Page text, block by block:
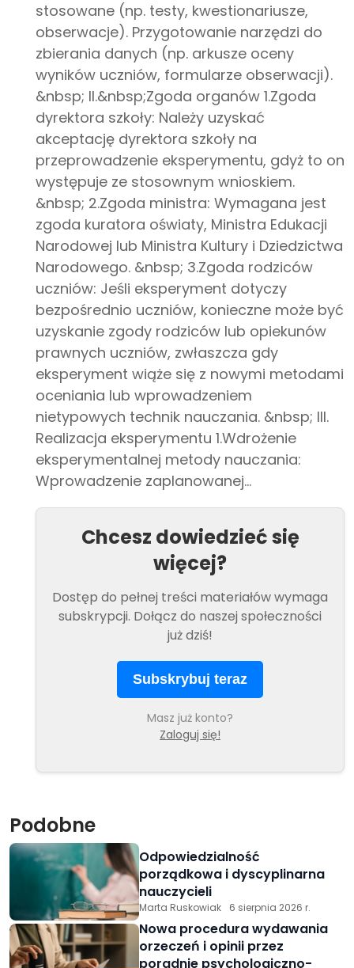
stosowane (np. testy, kwestionariusze,
obserwacje). Przygotowanie narzędzi do
zbierania danych (np. arkusze oceny
wyników uczniów, formularze obserwacji).
&nbsp; II.&nbsp;Zgoda organów 1.Zgoda
dyrektora szkoły: Należy uzyskać
akceptację dyrektora szkoły na
przeprowadzenie eksperymentu, gdyż to on
występuje ze stosownym wnioskiem.
&nbsp; 2.Zgoda ministra: Wymagana jest
zgoda kuratora oświaty, Ministra Edukacji
Narodowej lub Ministra Kultury i Dziedzictwa
Narodowego. &nbsp; 3.Zgoda rodziców
uczniów: Jeśli eksperyment dotyczy
bezpośrednio uczniów, konieczne może być
uzyskanie zgody rodziców lub opiekunów
prawnych uczniów, zwłaszcza gdy
eksperyment wiąże się z nowymi metodami
oceniania lub wprowadzeniem
nietypowych technik nauczania. &nbsp; III.
Realizacja eksperymentu 1.Wdrożenie
eksperymentalnej metody nauczania:
Wprowadzenie zaplanowanej...
Chcesz dowiedzieć się
więcej?
Dostęp do pełnej treści materiałów wymaga
subskrypcji. Dołącz do naszej społeczności
już dziś!
Subskrybuj teraz
Masz już konto?
Zaloguj się!
Podobne
Odpowiedzialność
porządkowa i dyscyplinarna
nauczycieli
Marta Ruskowiak 6 sierpnia 2026 r.
Nowa procedura wydawania
orzeczeń i opinii przez
poradnie psychologiczno-